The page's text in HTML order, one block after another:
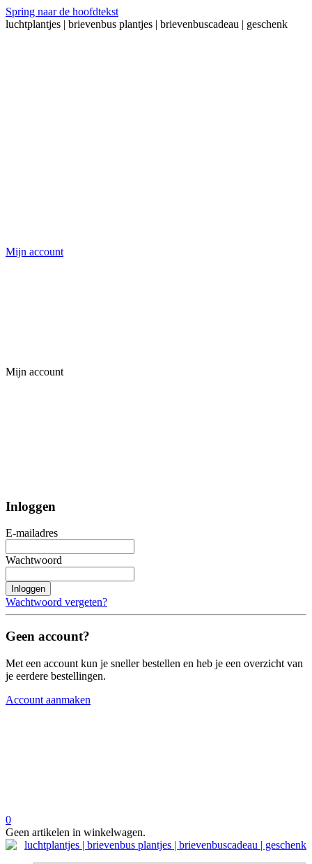
Spring naar de hoofdtekst
luchtplantjes | brievenbus plantjes | brievenbuscadeau | geschenk
Mijn account
Mijn account
Inloggen
E-mailadres
Wachtwoord
Inloggen
Wachtwoord vergeten?
Geen account?
Met een account kun je sneller bestellen en heb je een overzicht van
je eerdere bestellingen.
Account aanmaken
0
Geen artikelen in winkelwagen.